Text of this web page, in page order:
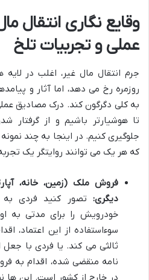
وقایع نگاری انتقال
عملی و تجربیات تلخ
جرم انتقال مال غیر، اغلب در
روزمره رخ می دهد، اما آثار و
به کلی دگرگون کند. درک مصادیق
تا هوشیارتر باشیم و از گرفتار
جلوگیری کنیم. در اینجا به چند
که هر یک می توانند روایتگر یک
فروش ملک (زمین، خانه،
دیگری: تصور کنید فردی
خودرویش را برای مدتی به
سوءاستفاده از این
ثالثی می کند. یا فردی با جعل
نامه منقضی شده، اقدام به
در خارج از کشور است. این ها